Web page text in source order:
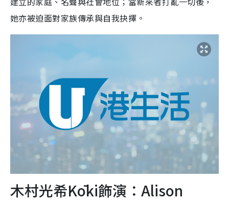
她亦被迫面對家族傳承與自我抉擇。
木村光希Kōki飾演：Alison